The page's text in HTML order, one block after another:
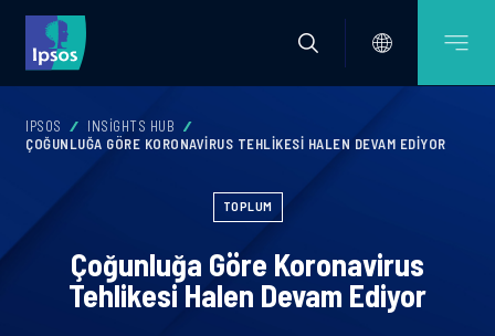
IPSOS
INSIGHTS HUB
ÇOĞUNLUĞA GÖRE KORONAVIRUS TEHLIKESI HALEN DEVAM EDIYOR
TOPLUM
Çoğunluğa Göre Koronavirus
Tehlikesi Halen Devam Ediyor